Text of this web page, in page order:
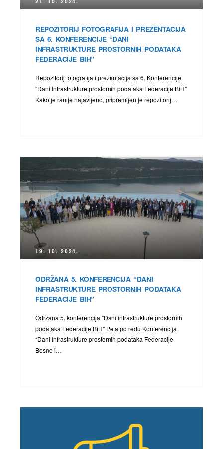
REPOZITORIJ FOTOGRAFIJA I PREZENTACIJA
SA 6. KONFERENCIJE “DANI
INFRASTRUKTURE PROSTORNIH PODATAKA
FEDERACIJE BIH”
Repozitorij fotografija i prezentacija sa 6. Konferencije
"Dani Infrastrukture prostornih podataka Federacije BiH"
Kako je ranije najavljeno, pripremljen je repozitorij…
19. 10. 2024.
ODRŽANA 5. KONFERENCIJA “DANI
INFRASTRUKTURE PROSTORNIH PODATAKA
FEDERACIJE BIH”
Održana 5. konferencija "Dani infrastrukture prostornih
podataka Federacije BiH" Peta po redu Konferencija
“Dani Infrastrukture prostornih podataka Federacije
Bosne i…